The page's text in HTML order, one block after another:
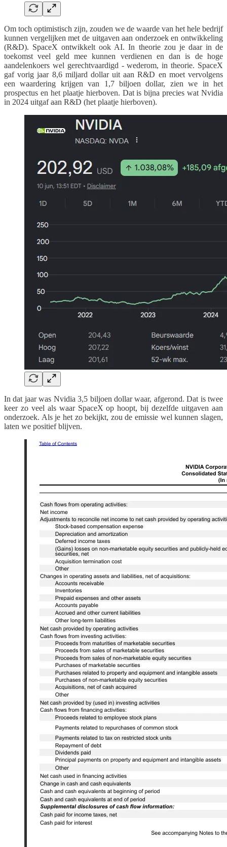
Om toch optimistisch zijn, zouden we de waarde van het hele bedrijf
kunnen vergelijken met de uitgaven aan onderzoek en ontwikkeling
(R&D). SpaceX ontwikkelt ook AI. In theorie zou je daar in de
toekomst veel geld mee kunnen verdienen en dan is de hoge
aandelenkoers wel gerechtvaardigd - wederom, in theorie. SpaceX
gaf vorig jaar 8,6 miljard dollar uit aan R&D en moet vervolgens
een waardering krijgen van 1,7 biljoen dollar, zien we in het
prospectus en het plaatje hierboven. Dat is bijna precies wat Nvidia
in 2024 uitgaf aan R&D (het plaatje hierboven).
In dat jaar was Nvidia 3,5 biljoen dollar waar, afgerond. Dat is twee
keer zo veel als waar SpaceX op hoopt, bij dezelfde uitgaven aan
onderzoek. Als je het zo bekijkt, zou de emissie wel kunnen slagen,
laten we positief blijven.